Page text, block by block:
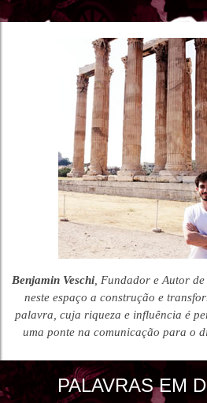
Benjamin Veschi , Fundador e Autor
neste espaço a construção e
palavra, cuja riqueza e influência é
uma ponte na comunicação para o
PALAVRAS EM